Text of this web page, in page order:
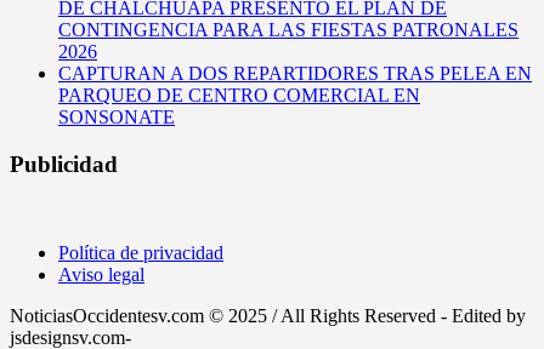
DE CHALCHUAPA PRESENTÓ EL PLAN DE
CONTINGENCIA PARA LAS FIESTAS PATRONALES
2026
CAPTURAN A DOS REPARTIDORES TRAS PELEA EN
PARQUEO DE CENTRO COMERCIAL EN
SONSONATE
Publicidad
Política de privacidad
Aviso legal
NoticiasOccidentesv.com © 2025 / All Rights Reserved - Edited by
jsdesignsv.com-